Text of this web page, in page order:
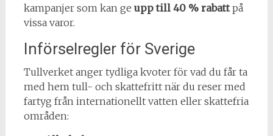
kampanjer som kan ge upp till 40 % rabattpå
vissa varor.
Införselregler för Sverige
Tullverket anger tydliga kvoter för vad du får ta
med hem tull- och skattefritt när du reser med
fartyg från internationellt vatten eller skattefria
områden: